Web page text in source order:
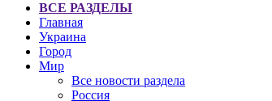
ВСЕ РАЗДЕЛЫ
Главная
Украина
Город
Мир
Все новости раздела
Россия